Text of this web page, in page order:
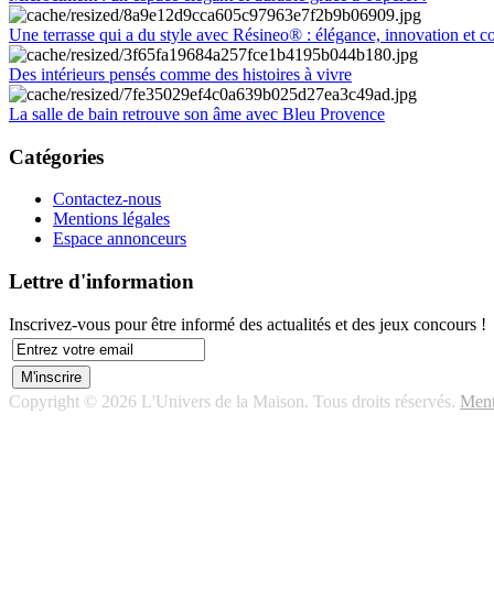
Une terrasse qui a du style avec Résineo® : élégance, innovation et
Des intérieurs pensés comme des histoires à vivre
La salle de bain retrouve son âme avec Bleu Provence
Catégories
Contactez-nous
Mentions légales
Espace annonceurs
Lettre d'information
Inscrivez-vous pour être informé des actualités et des jeux concours !
Copyright © 2026 L'Univers de la Maison. Tous droits réservés.